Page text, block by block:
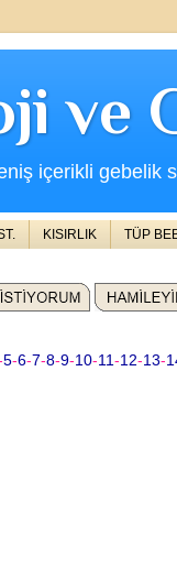
ve
içerikli gebelik
KISIRLIK TÜP
5-6-7-8-9-10-11-12-13-